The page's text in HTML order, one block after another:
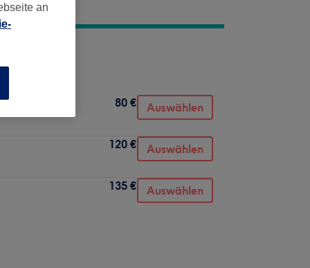
80 € Auswählen
120 € Auswählen
135 € Auswählen
an